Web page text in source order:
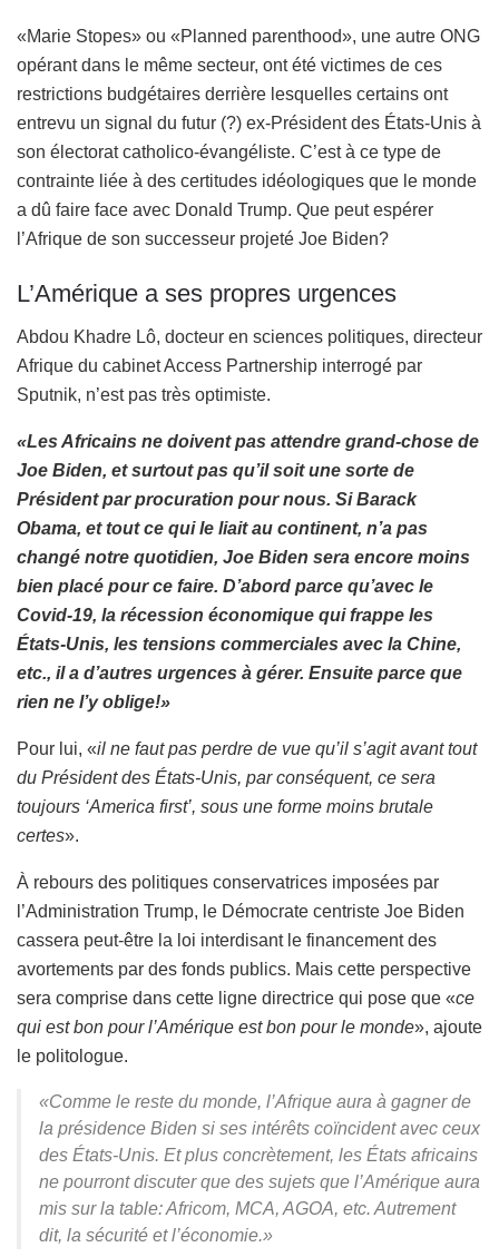
«Marie Stopes» ou «Planned parenthood», une autre ONG
opérant dans le même secteur, ont été victimes de ces
restrictions budgétaires derrière lesquelles certains ont
entrevu un signal du futur (?) ex-Président des États-Unis à
son électorat catholico-évangéliste. C’est à ce type de
contrainte liée à des certitudes idéologiques que le monde
a dû faire face avec Donald Trump. Que peut espérer
l’Afrique de son successeur projeté Joe Biden?
L’Amérique a ses propres urgences
Abdou Khadre Lô, docteur en sciences politiques, directeur
Afrique du cabinet Access Partnership interrogé par
Sputnik, n’est pas très optimiste.
«Les Africains ne doivent pas attendre grand-chose de
Joe Biden, et surtout pas qu’il soit une sorte de
Président par procuration pour nous. Si Barack
Obama, et tout ce qui le liait au continent, n’a pas
changé notre quotidien, Joe Biden sera encore moins
bien placé pour ce faire. D’abord parce qu’avec le
Covid-19, la récession économique qui frappe les
États-Unis, les tensions commerciales avec la Chine,
etc., il a d’autres urgences à gérer. Ensuite parce que
rien ne l’y oblige!»
Pour lui, «il ne faut pas perdre de vue qu’il s’agit avant tout
du Président des États-Unis, par conséquent, ce sera
toujours ‘America first’, sous une forme moins brutale
certes».
À rebours des politiques conservatrices imposées par
l’Administration Trump, le Démocrate centriste Joe Biden
cassera peut-être la loi interdisant le financement des
avortements par des fonds publics. Mais cette perspective
sera comprise dans cette ligne directrice qui pose que «ce
qui est bon pour l’Amérique est bon pour le monde», ajoute
le politologue.
«Comme le reste du monde, l’Afrique aura à gagner de
la présidence Biden si ses intérêts coïncident avec ceux
des États-Unis. Et plus concrètement, les États africains
ne pourront discuter que des sujets que l’Amérique aura
mis sur la table: Africom, MCA, AGOA, etc. Autrement
dit, la sécurité et l’économie.»